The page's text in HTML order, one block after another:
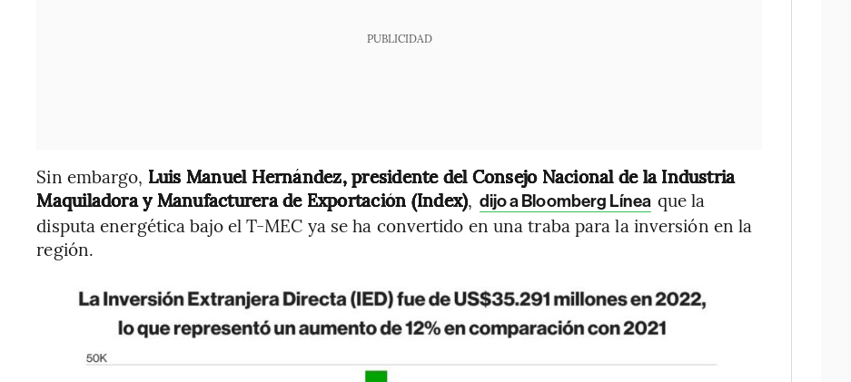
PUBLICIDAD
Sin embargo, Luis Manuel Hernández, presidente del Consejo Nacional de la Industria
Maquiladora y Manufacturera de Exportación (Index), dijo a Bloomberg Línea que la
disputa energética bajo el T-MEC ya se ha convertido en una traba para la inversión en la
región.